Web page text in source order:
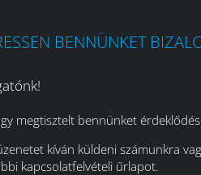
BENNÜNKET
megtisztelt bennünket
kíván küldeni számunkra
kapcsolatfelvételi űrlapot.